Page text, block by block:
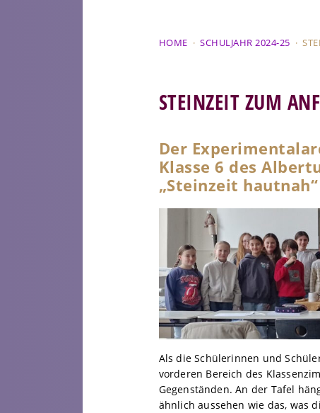
HOME · SCHULJAHR 2024-25 ·
STEINZEIT ZUM
Der
Klasse 6 des
„Steinzeit hautnah“
Als die Schülerinnen und
vorderen Bereich des
Gegenständen. An der Tafel
ähnlich aussehen wie das, was